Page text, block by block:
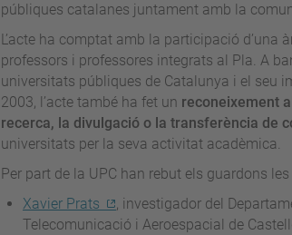
públiques catalanes juntament amb la
L’acte ha comptat amb la participació
professors i professores integrats al Pla. A
universitats públiques de Catalunya i el seu
2003, l’acte també ha fet un reconeixement
recerca, la divulgació o la transferència de
universitats per la seva activitat acadèmica.
Per part de la UPC han rebut els guardons
Xavier Prats
, investigador del
Telecomunicació i Aeroespacial de